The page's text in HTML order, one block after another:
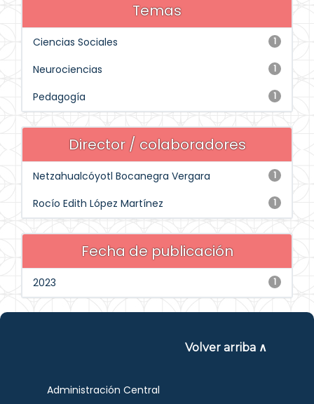
Temas
1
Ciencias Sociales
1
Neurociencias
1
Pedagogía
Director / colaboradores
1
Netzahualcóyotl Bocanegra Vergara
1
Rocío Edith López Martínez
Fecha de publicación
1
2023
Volver arriba ∧
Administración Central